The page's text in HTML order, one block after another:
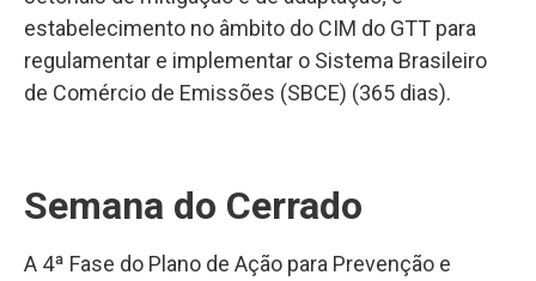
estabelecimento no âmbito do CIM do GTT para
regulamentar e implementar o Sistema Brasileiro
de Comércio de Emissões (SBCE) (365 dias).
Semana do Cerrado
A 4ª Fase do Plano de Ação para Prevenção e